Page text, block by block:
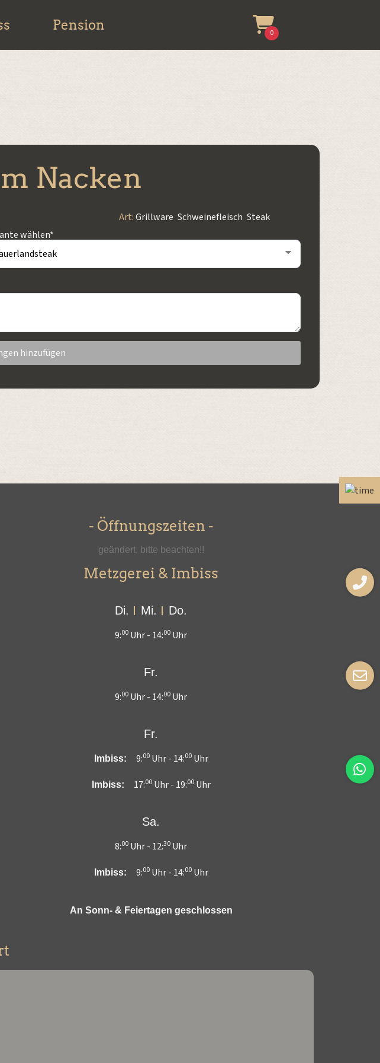
Pension 0
Nacken
Art:Grillware Schweinefleisch Steak
wählen*
hinzufügen
- Öffnungszeiten -
geändert, bitte beachten!!
Metzgerei & Imbiss
Di. Mi.
Do.
9:00 Uhr - 14:00 Uhr
Fr.
9:00 Uhr - 14:00 Uhr
Fr.
Imbiss: 9:00Uhr - 14:00Uhr
Imbiss: 17:00Uhr - 19:00Uhr
Sa.
8:00 Uhr - 12:30 Uhr
Imbiss: 9:00Uhr - 14:00Uhr
An Sonn- & Feiertagen geschlossen